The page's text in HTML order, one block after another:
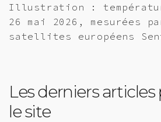
Illustration :
26 mai 2026, mesurées
satellites européens
Les derniers articles
le site